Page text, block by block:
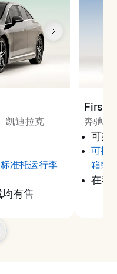
凯迪拉克
准托运行李
有售
First
奔驰S
可乘
可携
箱或
在我